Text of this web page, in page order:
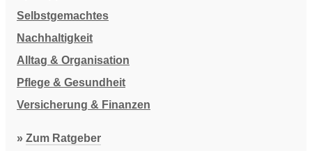
Selbstgemachtes
Nachhaltigkeit
Alltag & Organisation
Pflege & Gesundheit
Versicherung & Finanzen
» Zum Ratgeber